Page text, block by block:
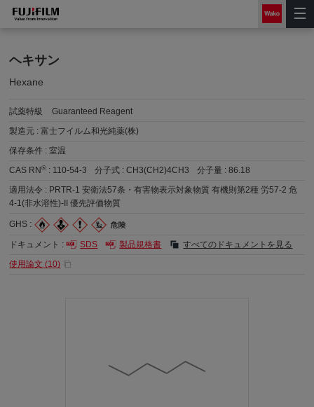
ヘキサン
Hexane
試薬特級
Guaranteed Reagent
製造元 :富士フイルム和光純薬(株)
保存条件 :室温
CAS RN® : 110-54-3 分子式 :CH3(CH2)4CH3 分子量 :86.18
適用法令 : PRTR-1 安衛法57条・有害物表示対象物質 有機則第2種 労57-2 危
4-1(非水溶性)-II 優先評価物質
GHS :
ドキュメント : SDS 製品規格書
すべてのドキュメントを見る
使用論文 (10)